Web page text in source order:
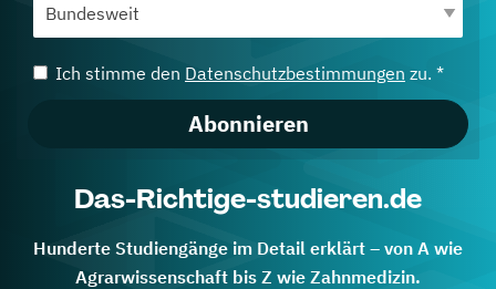
Ich stimme den Datenschutzbestimmungen zu. *
Abonnieren
Das-Richtige-studieren.de
Hunderte Studiengänge im Detail erklärt – von A wie
Agrarwissenschaft bis Z wie Zahnmedizin.